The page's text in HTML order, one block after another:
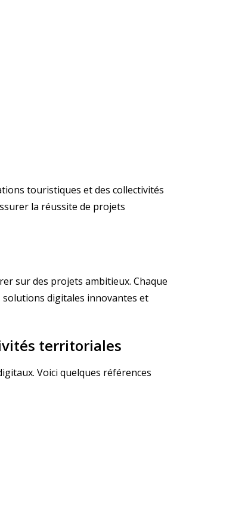
touristiques et des collectivités
la réussite de projets
sur des projets ambitieux. Chaque
digitales innovantes et
territoriales
Voici quelques références